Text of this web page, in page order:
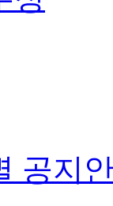
공지